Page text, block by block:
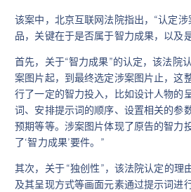
该案中，北京互联网法院指出，“认定
品，关键在于是否属于智力成果，以及
首先，关于“智力成果”的认定，该法院
案图片起，到最终选定涉案图片止，这
行了一定的智力投入，比如设计人物的
词、安排提示词的顺序、设置相关的参
预期等等。涉案图片体现了原告的智力
了‘智力成果’要件。”
其次，关于 “独创性”，该法院认定的理
及其呈现方式等画面元素通过提示词进